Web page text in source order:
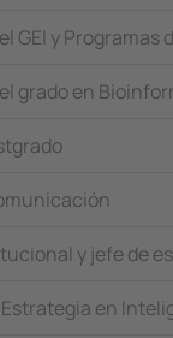
GEI y Programas
grado en
y jefe de
en